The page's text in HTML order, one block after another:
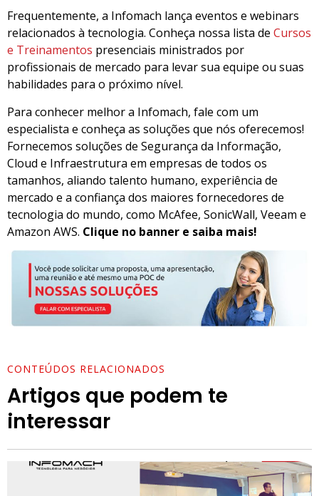
Frequentemente, a Infomach lança eventos e webinars
relacionados à tecnologia. Conheça nossa lista de Cursos
e Treinamentos presenciais ministrados por
profissionais de mercado para levar sua equipe ou suas
habilidades para o próximo nível.
Para conhecer melhor a Infomach, fale com um
especialista e conheça as soluções que nós oferecemos!
Fornecemos soluções de Segurança da Informação,
Cloud e Infraestrutura em empresas de todos os
tamanhos, aliando talento humano, experiência de
mercado e a confiança dos maiores fornecedores de
tecnologia do mundo, como McAfee, SonicWall, Veeam e
Amazon AWS. Clique no banner e saiba mais!
CONTEÚDOS RELACIONADOS
Artigos que podem te
interessar